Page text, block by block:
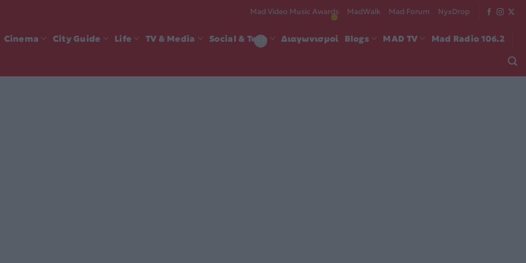
Mad Video Music Awards MadWalk Mad Forum NyxDrop
Cinema City Guide Life TV & Media Social & Tech Διαγωνισμοί Blogs MAD TV Mad Radio 106.2